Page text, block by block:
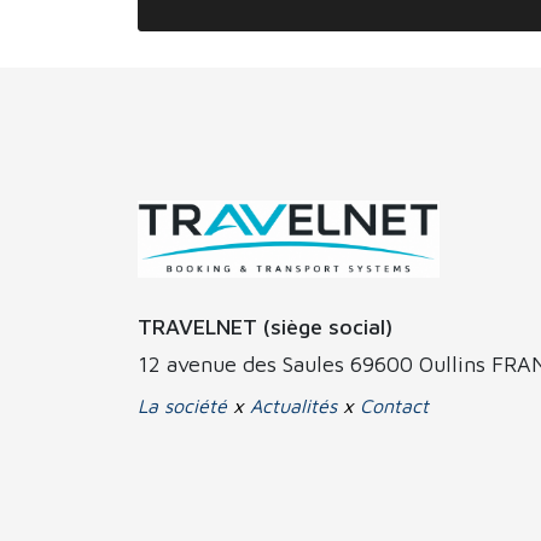
TRAVELNET (siège social)
12 avenue des Saules 69600 Oullins
La société x Actualitésx Contact